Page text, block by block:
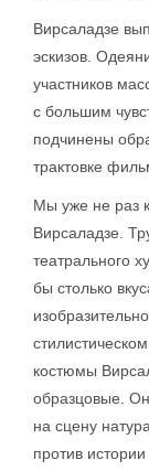
Вирсаладзе
эскизов.
участников
с большим
подчинены
трактовке
Мы уже не раз
Вирсаладзе.
театрального
бы столько
костюмы
образцовые.
на сцену
против